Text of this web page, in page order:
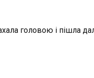
головою і пішла